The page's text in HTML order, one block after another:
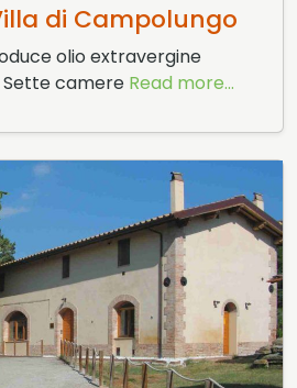
di Campolungo
olio extravergine
Sette camere Read more...